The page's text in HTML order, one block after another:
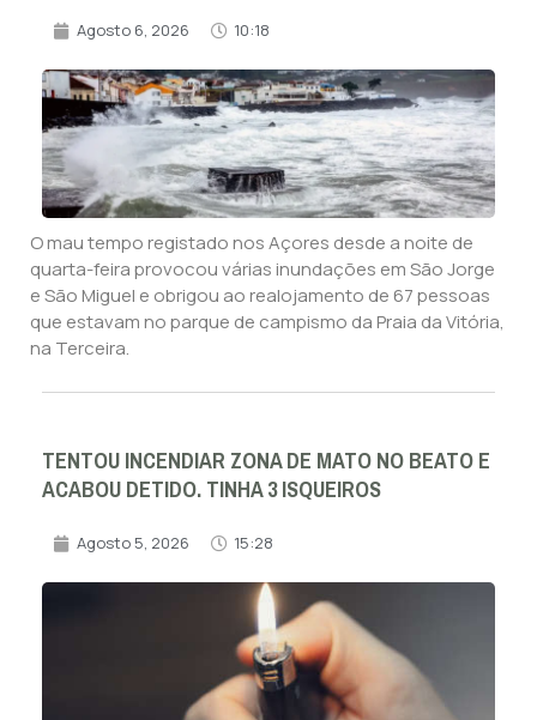
Agosto 6, 2026 10:18
O mau tempo registado nos Açores desde a noite de
quarta-feira provocou várias inundações em São Jorge
e São Miguel e obrigou ao realojamento de 67 pessoas
que estavam no parque de campismo da Praia da Vitória,
na Terceira.
TENTOU INCENDIAR ZONA DE MATO NO BEATO E
ACABOU DETIDO. TINHA 3 ISQUEIROS
Agosto 5, 2026 15:28